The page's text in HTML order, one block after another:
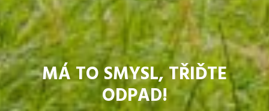
MÁ TO SMYSL, TŘIĎTE
ODPAD!